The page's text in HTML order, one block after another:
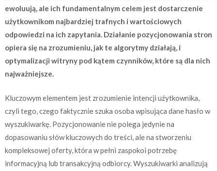
ewoluują, ale ich fundamentalnym celem jest dostarczenie
użytkownikom najbardziej trafnych i wartościowych
odpowiedzi na ich zapytania. Działanie pozycjonowania stron
opiera się na zrozumieniu, jak te algorytmy działają, i
optymalizacji witryny pod kątem czynników, które są dla nich
najważniejsze.
Kluczowym elementem jest zrozumienie intencji użytkownika,
czyli tego, czego faktycznie szuka osoba wpisująca dane hasło w
wyszukiwarkę. Pozycjonowanie nie polega jedynie na
dopasowaniu słów kluczowych do treści, ale na stworzeniu
kompleksowej oferty, która w pełni zaspokoi potrzebę
informacyjną lub transakcyjną odbiorcy. Wyszukiwarki analizują